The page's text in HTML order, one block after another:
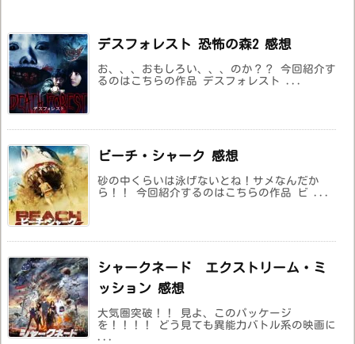
デスフォレスト 恐怖の森2 感想
お、、、おもしろい、、、のか？？ 今回紹介す
るのはこちらの作品 デスフォレスト ...
ビーチ・シャーク 感想
砂の中くらいは泳げないとね！サメなんだか
ら！！ 今回紹介するのはこちらの作品 ビ ...
シャークネード エクストリーム・ミ
ッション 感想
大気圏突破！！ 見よ、このパッケージ
を！！！！ どう見ても異能力バトル系の映画に
...